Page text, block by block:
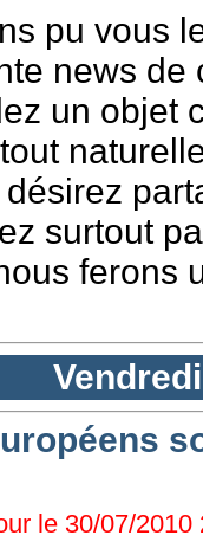
pu vous
news de
un objet
surtout
ferons
le 30/07/2010